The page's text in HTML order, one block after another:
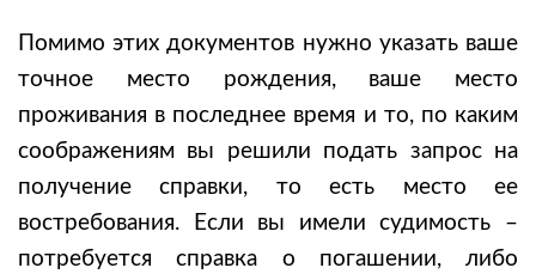
Помимо этих документов нужно указать ваше
точное место рождения, ваше место
проживания в последнее время и то, по каким
соображениям вы решили подать запрос на
получение справки, то есть место ее
востребования. Если вы имели судимость –
потребуется справка о погашении, либо